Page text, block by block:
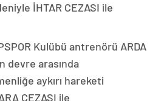
İHTAR CEZASI ile
Kulübü antrenörü ARDA
devre arasında
aykırı hareketi
CEZASI ile